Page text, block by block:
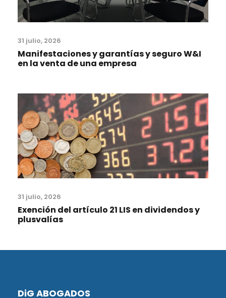
31 julio, 2026
Manifestaciones y garantías y seguro W&I
en la venta de una empresa
31 julio, 2026
Exención del artículo 21 LIS en dividendos y
plusvalías
DiG ABOGADOS